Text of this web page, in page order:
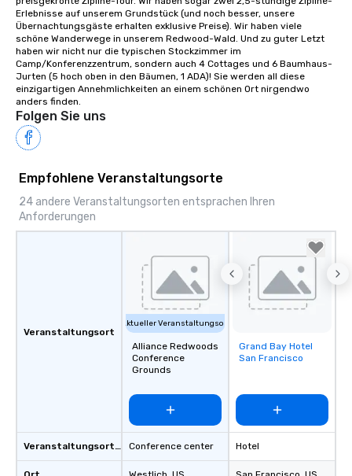
Erlebnisse auf unserem Grundstück (und noch besser, unsere
Übernachtungsgäste erhalten exklusive Preise). Wir haben viele
schöne Wanderwege in unserem Redwood-Wald. Und zu guter Letzt
haben wir nicht nur die typischen Stockzimmer im
Camp/Konferenzzentrum, sondern auch 4 Cottages und 6 Baumhaus-
Jurten (5 hoch oben in den Bäumen, 1 ADA)! Sie werden all diese
einzigartigen Annehmlichkeiten an einem schönen Ort nirgendwo
anders finden.
Folgen Sie uns
Empfohlene Veranstaltungsorte
24 andere Veranstaltungsorten entsprachen Ihren
Anforderungen
Veranstaltungsort
Veranstaltungsortstyp
Aktueller Veranstaltungsort
Alliance Redwoods
Conference
Grounds
Conference center
Removed from
favorites
Grand Bay Hotel
San Francisco
Hotel